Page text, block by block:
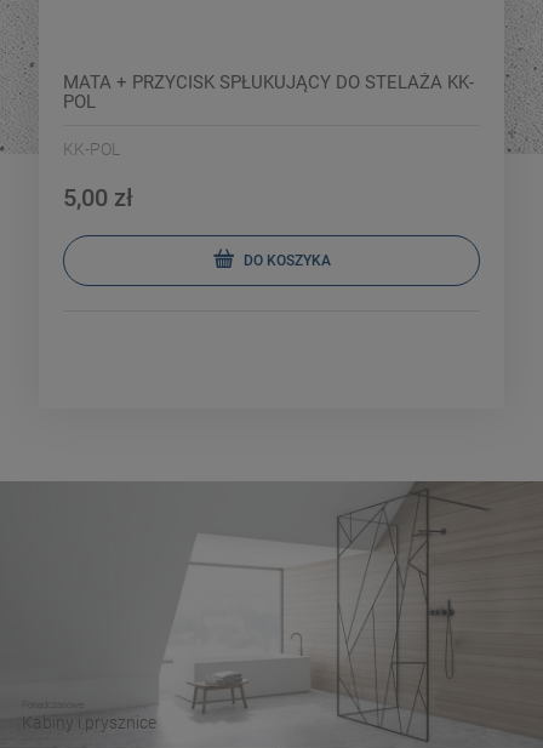
MATA + PRZYCISK SPŁUKUJĄCY DO STELAŻA KK-
POL
KK-POL
5,00 zł
DO KOSZYKA
Kabiny i prysznice